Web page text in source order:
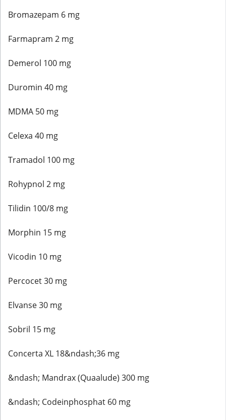
Bromazepam 6 mg
Farmapram 2 mg
Demerol 100 mg
Duromin 40 mg
MDMA 50 mg
Celexa 40 mg
Tramadol 100 mg
Rohypnol 2 mg
Tilidin 100/8 mg
Morphin 15 mg
Vicodin 10 mg
Percocet 30 mg
Elvanse 30 mg
Sobril 15 mg
Concerta XL 18&ndash;36 mg
&ndash; Mandrax (Quaalude) 300 mg
&ndash; Codeinphosphat 60 mg